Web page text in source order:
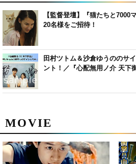
MOVIE
【監督登壇】『猫たちと7000
20名様をご招待！
田村ツトム＆沙倉ゆうののサ
ント！／『心配無用ノ介 天下